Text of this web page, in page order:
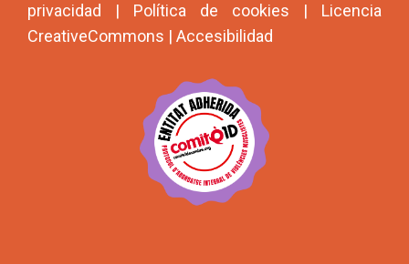
privacidad | Política de cookies | Licencia
CreativeCommons | Accesibilidad